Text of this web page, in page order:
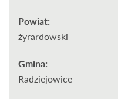
Powiat:
żyrardowski
Gmina:
Radziejowice